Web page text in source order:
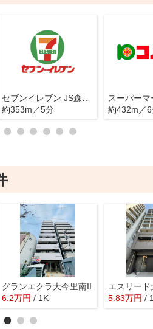
約353m／5分
約432m／
グランエクラ大今里南II
6.2万円 / 1K 5.83万円 /